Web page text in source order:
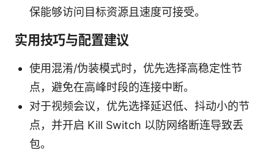
保能够访问目标资源且速度可接受。
实用技巧与配置建议
使用混淆/伪装模式时，优先选择高稳定性节
点，避免在高峰时段的连接中断。
对于视频会议，优先选择延迟低、抖动小的节
点，并开启 Kill Switch 以防网络断连导致丢
包。